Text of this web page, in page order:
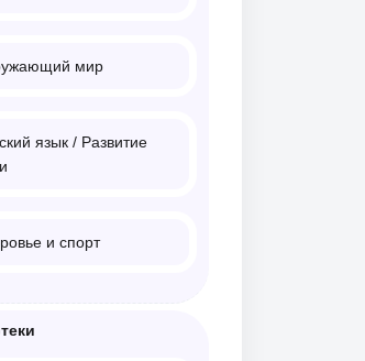
мир
язык / Развитие
и спорт